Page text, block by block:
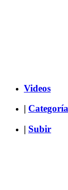
Videos
|
| Subir